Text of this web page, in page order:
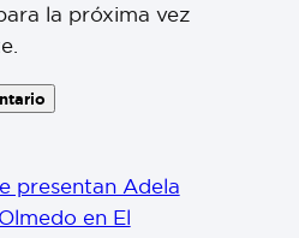
la próxima vez
presentan Adela
en El